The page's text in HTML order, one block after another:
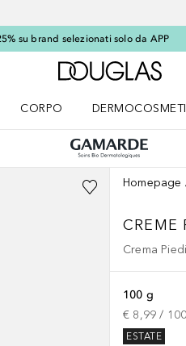
su brand selezionati solo da APP
A
CORPO
Homepage
CREME
Crema Piedi
100 g
€ 8,99 / 100
ESTATE